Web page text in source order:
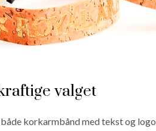
valget
korkarmbånd med tekst og